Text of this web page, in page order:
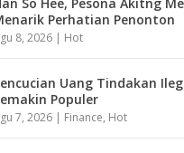
So Hee, Pesona Akitng
Perhatian Penonton
8, 2026 | Hot
Uang Tindakan
Populer
7, 2026 | Finance, Hot